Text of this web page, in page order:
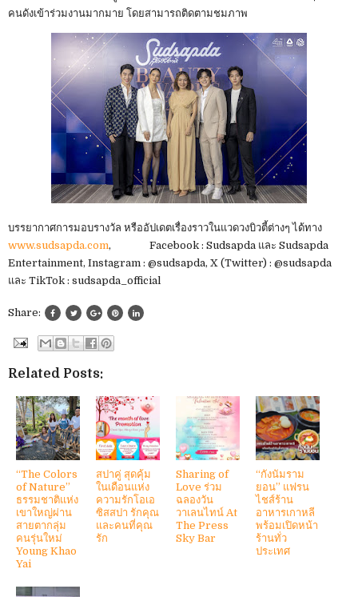
คนดังเข้าร่วมงานมากมาย โดยสามารถติดตามชมภาพ
บรรยากาศการมอบรางวัล หรืออัปเดตเรื่องราวในแวดวงบิวตี้ต่างๆ ได้ทาง
www.sudsapda.com, Facebook : Sudsapda และ Sudsapda
Entertainment, Instagram : @sudsapda, X (Twitter) : @sudsapda
และ TikTok : sudsapda_official
Share:
Related Posts:
“The Colors
of Nature”
ธรรมชาติแห่ง
เขาใหญ่ผ่าน
สายตากลุ่ม
คนรุ่นใหม่
Young Khao
Yai
สปาคู่ สุดคุ้ม
ในเดือนแห่ง
ความรักโอเอ
ซิสสปา รักคุณ
และคนที่คุณ
รัก
Sharing of
Love ร่วม
ฉลองวัน
วาเลนไทน์ At
The Press
Sky Bar
“กังนัมราม
ยอน” แฟรน
ไชส์ร้าน
อาหารเกาหลี
พร้อมเปิดหน้า
ร้านทั่ว
ประเทศ